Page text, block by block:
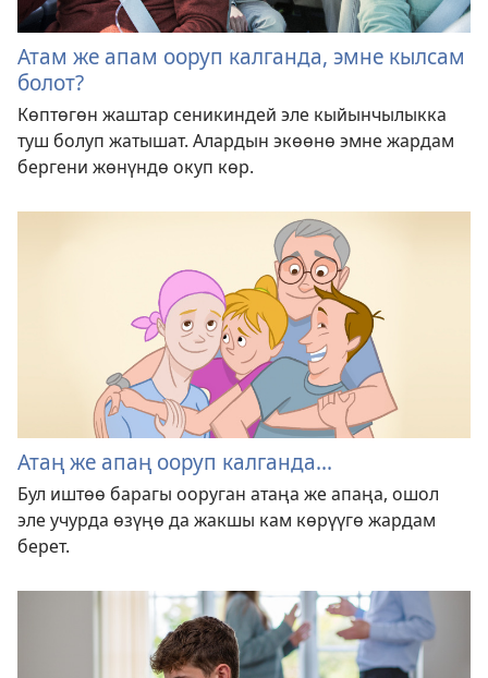
Атам же апам ооруп калганда, эмне кылсам
болот?
Көптөгөн жаштар сеникиндей эле кыйынчылыкка
туш болуп жатышат. Алардын экөөнө эмне жардам
бергени жөнүндө окуп көр.
Атаң же апаң ооруп калганда...
Бул иштөө барагы ооруган атаңа же апаңа, ошол
эле учурда өзүңө да жакшы кам көрүүгө жардам
берет.